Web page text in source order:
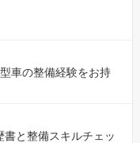
車の整備経験をお持
と整備スキルチェッ